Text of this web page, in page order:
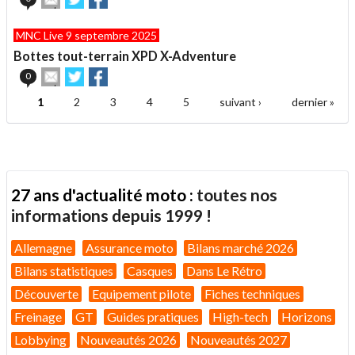
cet
à
ami
sur sur
MNC Live 9 septembre 2025
Bottes tout-terrain XPD X-Adventure
0
Envoyer
cet
article
un
Partager
sur
Twitter
sur
Facebook
Pages
1 2 3 4 5 suivant › dernier »
27 ans d'actualité moto : toutes nos
informations depuis 1999 !
Allemagne Assurance moto
Bilans marché 2026
Bilans statistiques
Casques
Dans Le Rétro
Découverte
Equipement pilote
Fiches techniques
Freinage
GT Guides pratiques High-tech
Horizons
Lobbying
Nouveautés 2026
Nouveautés 2027